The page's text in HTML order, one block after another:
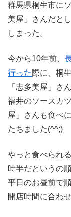
群馬県桐生市に
美屋」さんだと
しまった。
今から10年前、
行った際に、桐
「志多美屋」さ
福井のソースカ
屋」さんも食べ
たちました(^^;)
やっと食べられ
時半だというの
平日のお昼前で
開店時間に合わ